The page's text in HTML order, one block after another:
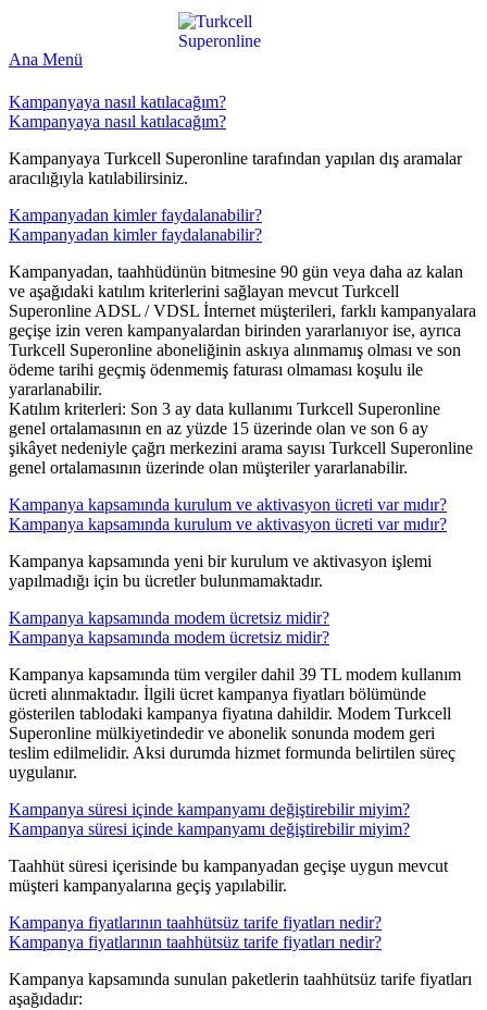
Ana Menü
Kampanyaya nasıl katılacağım?
Kampanyaya nasıl katılacağım?
Kampanyaya Turkcell Superonline tarafından yapılan dış aramalar
aracılığıyla katılabilirsiniz.​​
Kampanyadan kimler faydalanabilir?
Kampanyadan kimler faydalanabilir?
Kampanyadan, taahhüdünün bitmesine 90 gün veya daha az kalan
ve aşağıdaki katılım kriterlerini sağlayan mevcut Turkcell
Superonline ADSL / VDSL İnternet müşterileri, farklı kampanyalara
geçişe izin veren kampanyalardan birinden yararlanıyor ise, ayrıca
Turkcell Superonline aboneliğinin askıya alınmamış olması ve son
ödeme tarihi geçmiş ödenmemiş faturası olmaması koşulu ile
yararlanabilir.
Katılım kriterleri: Son 3 ay data kullanımı Turkcell Superonline
genel ortalamasının en az yüzde 15 üzerinde olan ve son 6 ay
şikâyet nedeniyle çağrı merkezini arama sayısı Turkcell Superonline
genel ortalamasının üzerinde olan müşteriler yararlanabilir.​​
Kampanya kapsamında kurulum ve aktivasyon ücreti var mıdır?
Kampanya kapsamında kurulum ve aktivasyon ücreti var mıdır?
Kampanya kapsamında yeni bir kurulum ve aktivasyon işlemi
yapılmadığı için bu ücretler bulunmamaktadır. ​​
Kampanya kapsamında modem ücretsiz midir?
Kampanya kapsamında modem ücretsiz midir?
​Kampanya kapsamında tüm vergiler dahil 39 TL modem kullanım
ücreti alınmaktadır. İlgili ücret kampanya fiyatları bölümünde
gösterilen tablodaki kampanya fiyatına dahildir. Modem Turkcell
Superonline mülkiyetindedir ve abonelik sonunda modem geri
teslim edilmelidir. Aksi durumda hizmet formunda belirtilen süreç
uygulanır.​​​
Kampanya süresi içinde kampanyamı değiştirebilir miyim?
Kampanya süresi içinde kampanyamı değiştirebilir miyim?
​Taahhüt süresi içerisinde bu kampanyadan geçişe uygun mevcut
müşteri kampanyalarına geçiş yapılabilir. ​​​
Kampanya fiyatlarının taahhütsüz tarife fiyatları nedir?
Kampanya fiyatlarının taahhütsüz tarife fiyatları nedir?
Kampanya kapsamında sunulan paketlerin taahhütsüz tarife fiyatları
aşağıdadır: